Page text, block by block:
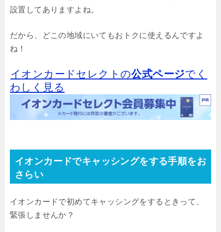
設置してありますよね。
だから、どこの地域にいてもおトクに使えるんですよ
ね！
イオンカードセレクトの公式ページでく
わしく見る
イオンカードでキャッシングをする手順をお
さらい
イオンカードで初めてキャッシングをするときって、
緊張しませんか？